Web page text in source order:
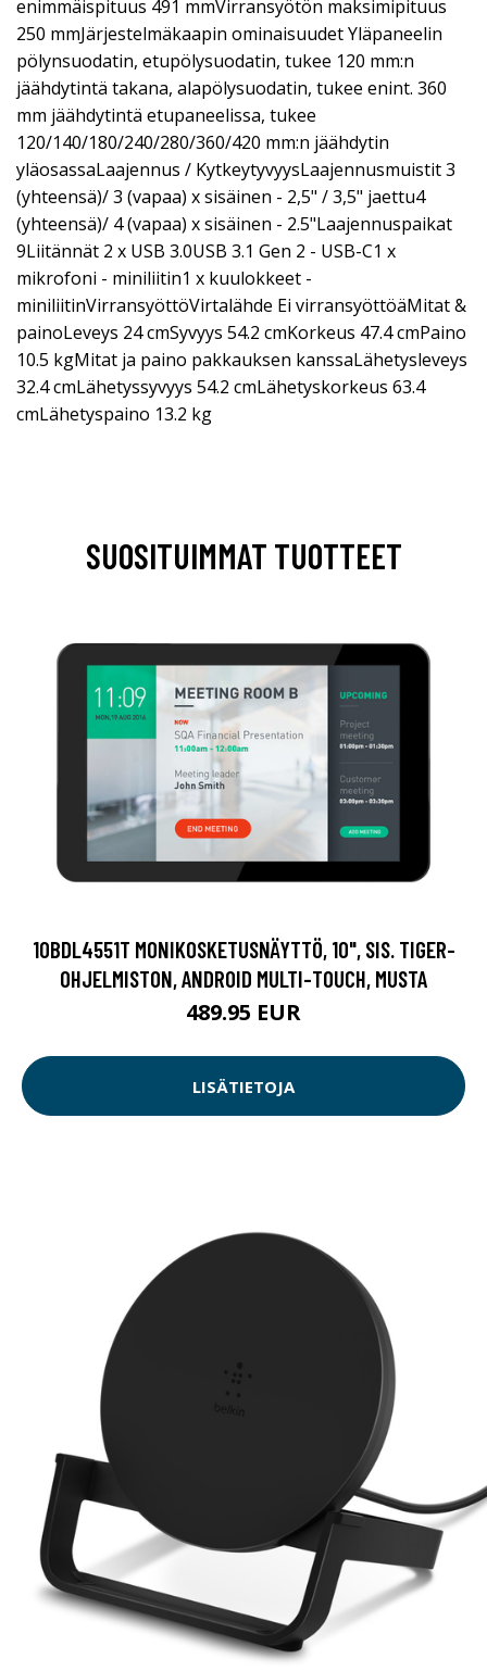
enimmäispituus 491 mmVirransyötön maksimipituus
250 mmJärjestelmäkaapin ominaisuudet Yläpaneelin
pölynsuodatin, etupölysuodatin, tukee 120 mm:n
jäähdytintä takana, alapölysuodatin, tukee enint. 360
mm jäähdytintä etupaneelissa, tukee
120/140/180/240/280/360/420 mm:n jäähdytin
yläosassaLaajennus / KytkeytyvyysLaajennusmuistit 3
(yhteensä)/ 3 (vapaa) x sisäinen - 2,5" / 3,5" jaettu4
(yhteensä)/ 4 (vapaa) x sisäinen - 2.5"Laajennuspaikat
9Liitännät 2 x USB 3.0USB 3.1 Gen 2 - USB-C1 x
mikrofoni - miniliitin1 x kuulokkeet -
miniliitinVirransyöttöVirtalähde Ei virransyöttöäMitat &
painoLeveys 24 cmSyvyys 54.2 cmKorkeus 47.4 cmPaino
10.5 kgMitat ja paino pakkauksen kanssaLähetysleveys
32.4 cmLähetyssyvyys 54.2 cmLähetyskorkeus 63.4
cmLähetyspaino 13.2 kg
SUOSITUIMMAT TUOTTEET
10BDL4551T MONIKOSKETUSNÄYTTÖ, 10", SIS. TIGER-
OHJELMISTON, ANDROID MULTI-TOUCH, MUSTA
489.95 EUR
LISÄTIETOJA